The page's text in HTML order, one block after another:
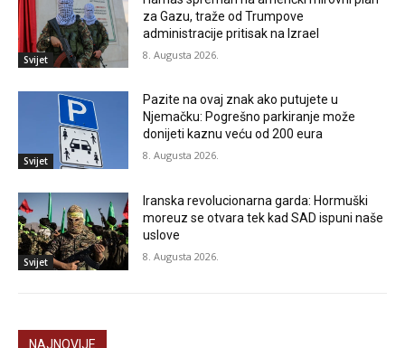
Svijet
za Gazu, traže od Trumpove
administracije pritisak na Izrael
8. Augusta 2026.
Svijet
Pazite na ovaj znak ako putujete u
Njemačku: Pogrešno parkiranje može
donijeti kaznu veću od 200 eura
8. Augusta 2026.
Svijet
Iranska revolucionarna garda: Hormuški
moreuz se otvara tek kad SAD ispuni naše
uslove
8. Augusta 2026.
NAJNOVIJE